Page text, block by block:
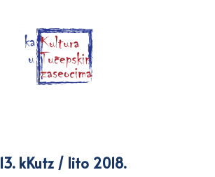
13. kKutz / lito 2018.